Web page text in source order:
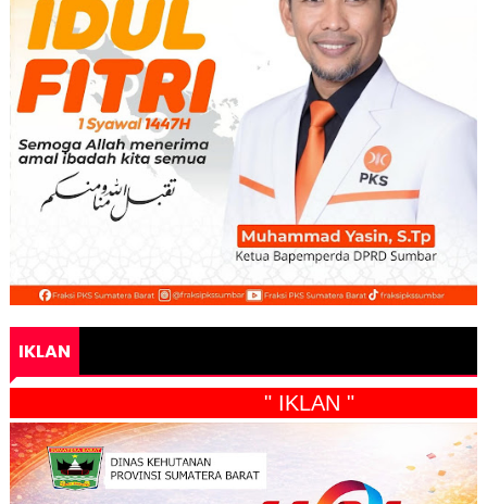
IKLAN
" IKLAN "